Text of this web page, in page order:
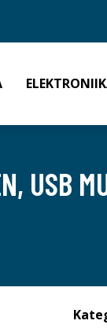
USB